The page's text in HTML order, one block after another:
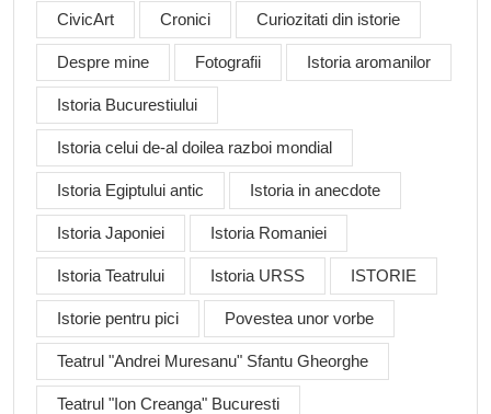
CivicArt Cronici Curiozitati din istorie
Despre mine Fotografii Istoria aromanilor
Istoria Bucurestiului
Istoria celui de-al doilea razboi mondial
Istoria Egiptului antic Istoria in anecdote
Istoria Japoniei Istoria Romaniei
Istoria Teatrului Istoria URSS ISTORIE
Istorie pentru pici Povestea unor vorbe
Teatrul "Andrei Muresanu" Sfantu Gheorghe
Teatrul "Ion Creanga" Bucuresti